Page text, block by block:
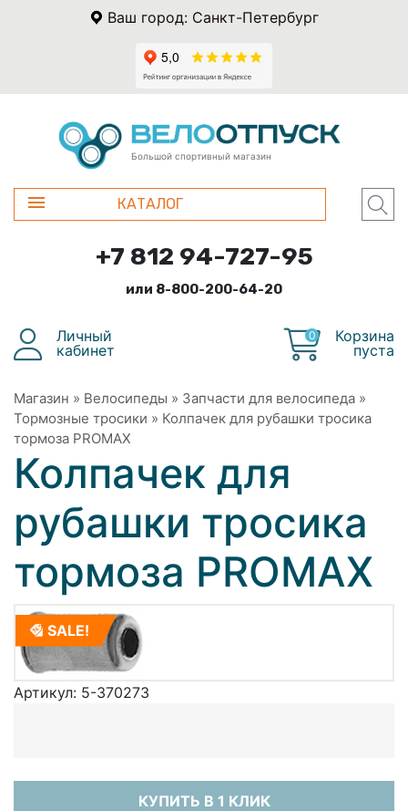
Ваш город: Санкт-Петербург
Большой спортивный магазин
КАТАЛОГ
+7 812 94-727-95
или 8-800-200-64-20
Личный
кабинет
0
Корзина
пуста
Магазин » Велосипеды » Запчасти для велосипеда »
Тормозные тросики » Колпачек для рубашки тросика
тормоза PROMAX
Колпачек для
рубашки тросика
тормоза PROMAX
SALE!
Артикул: 5-370273
КУПИТЬ В 1 КЛИК